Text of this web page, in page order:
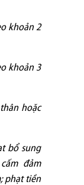
khoản 2
khoản 3
hoặc
bổ sung
đảm
phạt tiền